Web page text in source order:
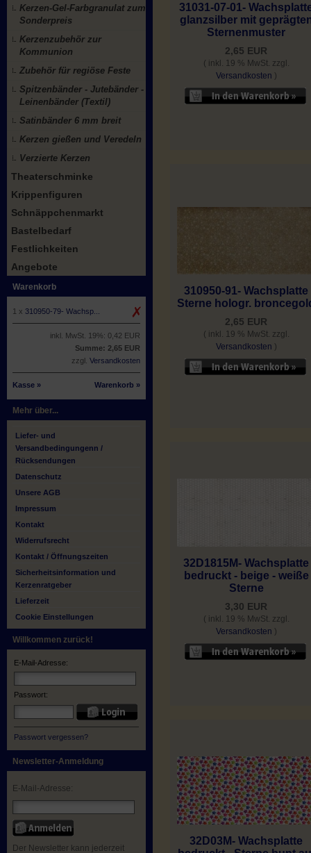
Kerzen-Gel-Farbgranulat zum
Sonderpreis
Kerzenzubehör zur
Kommunion
Zubehör für regiöse Feste
Spitzenbänder - Jutebänder -
Leinenbänder (Textil)
Satinbänder 6 mm breit
Kerzen gießen und Veredeln
Verzierte Kerzen
Theaterschminke
Krippenfiguren
Schnäppchenmarkt
Bastelbedarf
Festlichkeiten
Angebote
Warenkorb
1 x 310950-79- Wachsp...
inkl. MwSt. 19%: 0,42 EUR
Summe: 2,65 EUR
zzgl. Versandkosten
Kasse » Warenkorb »
Mehr über...
Liefer- und
Versandbedingungenn /
Rücksendungen
Datenschutz
Unsere AGB
Impressum
Kontakt
Widerrufsrecht
Kontakt / Öffnungszeiten
Sicherheitsinformation und
Kerzenratgeber
Lieferzeit
Cookie Einstellungen
Willkommen zurück!
E-Mail-Adresse:
Passwort:
Passwort vergessen?
Newsletter-Anmeldung
E-Mail-Adresse:
Der Newsletter kann jederzeit
31031-07-01-
glanzsilber mit
Sternenmuster
2,65 EUR
( inkl. 19 % MwSt. zzgl.
Versandkosten )
310950-91- Wachsplatte
Sterne hologr.
2,65 EUR
( inkl. 19 % MwSt. zzgl.
Versandkosten )
32D1815M- Wachsplatte
bedruckt - beige - weiße
Sterne
3,30 EUR
( inkl. 19 % MwSt. zzgl.
Versandkosten )
32D03M- Wachsplatte